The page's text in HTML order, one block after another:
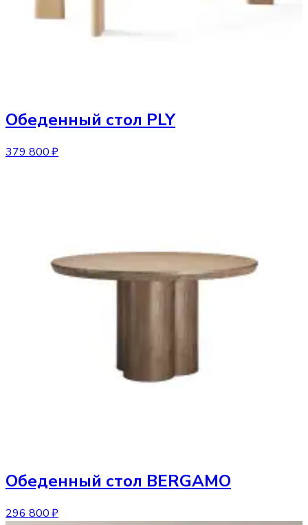
Обеденный стол PLY
379 800 ₽
Обеденный стол BERGAMO
296 800 ₽